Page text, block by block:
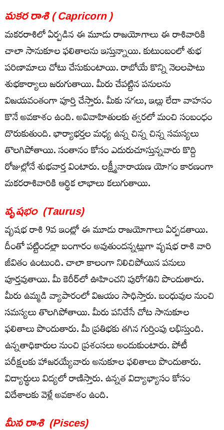
మకర రాశి ( Capricorn )
మకరరాశిలో ఏర్పడిన ఈ మూడు రాజయోగాలు ఈ రాశివారికి
చాలా సానుకూల ఫలితాలను ఇస్తున్నాయి. కుటుంబంలో శుభ
పరిణామాలు చోటు చేసుకుంటాయి. రాబోయే కొన్ని నెలలపాటు
శుభకార్యాలు జరుగుతాయి. మీరు చేపట్టిన పనులను
విజయవంతంగా పూర్తి చేస్తారు. మీకు నగలు, ఇల్లు లేదా వాహనం
కొనే అవకాశం ఉంది. అవివాహితులకు త్వరలో మంచి సంబంధం
దొరుకుతుంది. భార్యాభర్తల మధ్య ఉన్న చిన్న చిన్న సమస్యలు
తొలగిపోతాయి. సంతానం కోసం ఎదురుచూస్తున్నవారు కొద్ది
రోజుల్లోనే శుభవార్త వింటారు. లక్ష్మీనారాయణ యోగం కారణంగా
మకరరాశివారికి ఆర్థిక లాభాలు కలుగుతాయి.
వృషభం (Taurus)
వృషభ రాశి 9వ ఇంట్లో ఈ మూడు రాజయోగాలు ఏర్పడతాయి.
దీంతో పట్టిందల్లా బంగారం అవుతుందన్నట్లుగా వృషభ రాశి వారి
జీవితం ఉంటుంది. చాలా కాలంగా నిలిచిపోయిన పనులు
పూర్తవుతాయి. మీ కెరీర్‌లో ఊహించని పురోగతిని పొందుతారు.
మీరు ఉమ్మడి వ్యాపారంలో విజయం సాధిస్తారు. బంధువుల నుంచి
సమస్యలు తొలగిపోతాయి. మీరు పనిచేసే చోట సానుకూల
ఫలితాలు పొందుతారు. మీ ప్రతిభకు తగిన గుర్తింపు లభిస్తుంది.
ఉన్నతాధికారుల నుంచి ప్రశంసలు అందుకుంటారు. పోటీ
పరీక్షలకు హాజరయ్యేవారు అనుకూల ఫలితాలు పొందుతారు.
విద్యార్థులు విద్యలో రాణిస్తారు. ఉన్నత విద్యాభ్యాసం కోసం
విదేశాలకు వెళ్లే అవకాశం ఉంది.
మీన రాశి (Pisces)